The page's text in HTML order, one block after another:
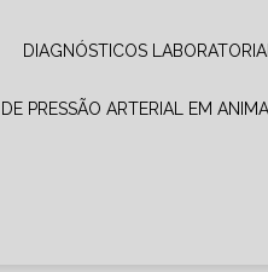
DIAGNÓSTICOS
DE PRESSÃO ARTERIAL EM